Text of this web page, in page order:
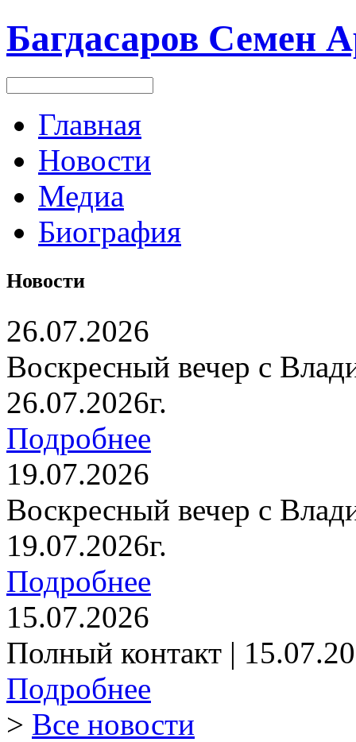
Багдасаров Семен
Главная
Новости
Медиа
Биография
Новости
26.07.2026
Воскресный вечер с
26.07.2026г.
Подробнее
19.07.2026
Воскресный вечер с
19.07.2026г.
Подробнее
15.07.2026
Полный контакт |
Подробнее
> Все новости